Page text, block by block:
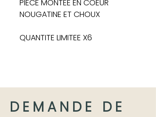
PIECE MONTEE EN COEUR
NOUGATINE ET CHOUX
QUANTITE LIMITEE X6
DEMANDE DE